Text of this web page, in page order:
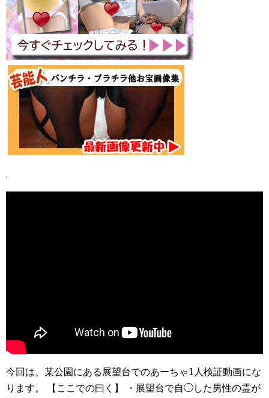
今回は、某公園にある展望台でのあーちゃ1人検証動画にな
ります。 【ここでの曰く】 ・展望台で自◯した男性の霊が